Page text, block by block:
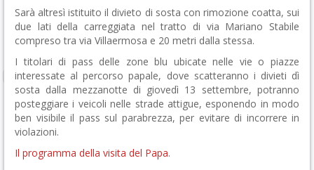
Sarà altresì istituito il divieto di sosta con rimozione coatta, sui
due lati della carreggiata nel tratto di via Mariano Stabile
compreso tra via Villaermosa e 20 metri dalla stessa.
I titolari di pass delle zone blu ubicate nelle vie o piazze
interessate al percorso papale, dove scatteranno i divieti dì
sosta dalla mezzanotte di giovedì 13 settembre, potranno
posteggiare i veicoli nelle strade attigue, esponendo in modo
ben visibile il pass sul parabrezza, per evitare di incorrere in
violazioni.
Il programma della visita del Papa.